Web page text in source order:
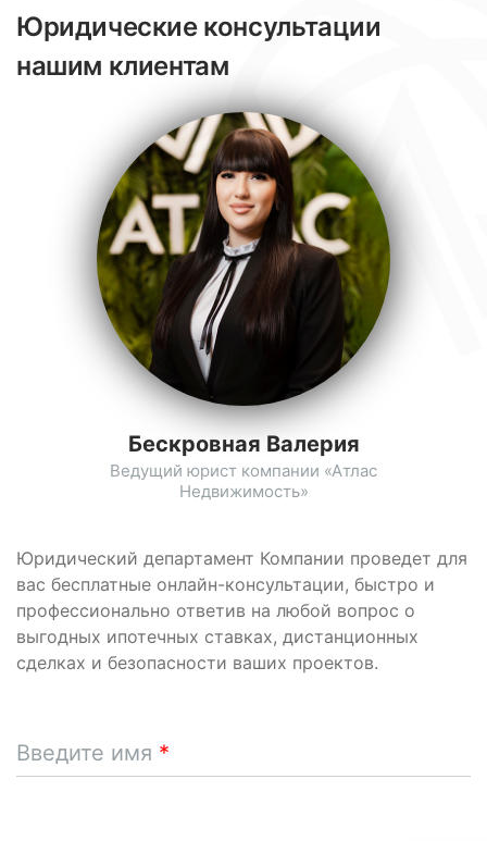
Юридические консультации
нашим клиентам
Юридический департамент Компании проведет для
вас бесплатные онлайн-консультации, быстро и
профессионально ответив на любой вопрос о
выгодных ипотечных ставках, дистанционных
сделках и безопасности ваших проектов.
Введите имя
Бескровная Валерия
Ведущий юрист компании «Атлас
Недвижимость»